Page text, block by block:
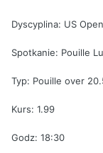
Dyscyplina: US Open
Spotkanie: Pouille
Typ: Pouille over
Kurs: 1.99
Godz: 18:30